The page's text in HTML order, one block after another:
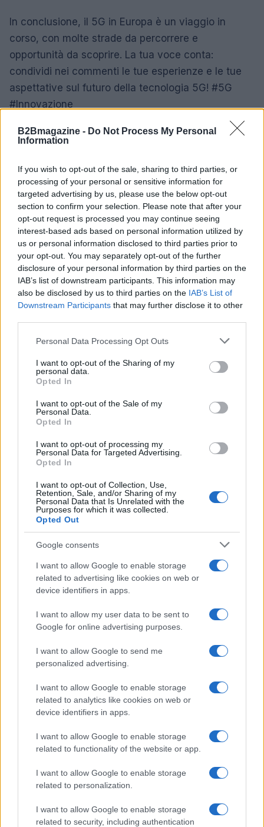
B2Bmagazine - Do Not Process My Personal
Information
If you wish to opt-out of the sale, sharing to third parties, or
processing of your personal or sensitive information for
targeted advertising by us, please use the below opt-out
section to confirm your selection. Please note that after your
opt-out request is processed you may continue seeing
interest-based ads based on personal information utilized by
us or personal information disclosed to third parties prior to
your opt-out. You may separately opt-out of the further
disclosure of your personal information by third parties on the
IAB’s list of downstream participants. This information may
also be disclosed by us to third parties on the IAB’s List of
Downstream Participants that may further disclose it to other
Please note that this website/app uses one or more Google
not limited to your visit or usage behaviour. You may click to
grant or deny consent to Google and its third-party tags to
use your data for below specified purposes in below Google
consent section.
Personal Data Processing Opt Outs
I want to opt-out of the Sharing of my
personal data.
Opted In
I want to opt-out of the Sale of my
Personal Data.
Opted In
I want to opt-out of processing my
Personal Data for Targeted Advertising.
Opted In
I want to opt-out of Collection, Use,
Retention, Sale, and/or Sharing of my
Personal Data that Is Unrelated with the
Purposes for which it was collected.
Opted Out
Google consents
I want to allow Google to enable storage
related to advertising like cookies on web or
device identifiers in apps.
I want to allow my user data to be sent to
Google for online advertising purposes.
I want to allow Google to send me
personalized advertising.
I want to allow Google to enable storage
related to analytics like cookies on web or
device identifiers in apps.
I want to allow Google to enable storage
related to functionality of the website or app.
I want to allow Google to enable storage
related to personalization.
I want to allow Google to enable storage
related to security, including authentication
In conclusione, il 5G in Europa è un viaggio in
corso, con molte strade da percorrere e
opportunità da scoprire. La tua voce conta:
condividi nei commenti le tue esperienze e le tue
aspettative sul futuro della tecnologia 5G! #5G
#Innovazione
AiAdhubMedia
Continua a leggere
B2B NEWS
Ripensare le tecnologie umanitarie oltre i criteri dei
Martina Marchesi · 10 Lug 2026
B2B NEWS